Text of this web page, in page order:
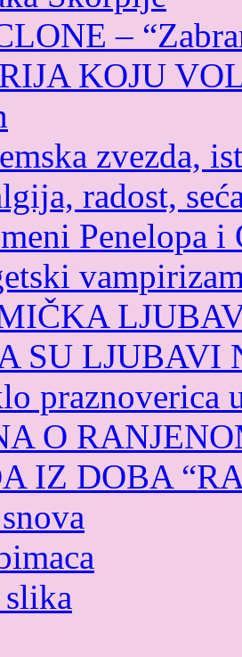
–
KOJU
zvezda,
radost,
Penelopa i
SU LJUBAVI
praznoverica
O
IZ DOBA